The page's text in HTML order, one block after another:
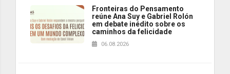
Fronteiras do Pensamento
reúne Ana Suy e Gabriel Rolón
em debate inédito sobre os
caminhos da felicidade
06.08.2026